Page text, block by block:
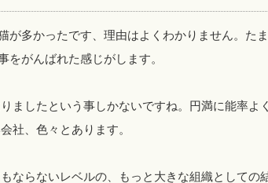
が多かったです、理由はよくわかりません。た
をがんばれた感じがします。
ましたという事しかないですね。円満に能率よ
社、色々とあります。
ならないレベルの、もっと大きな組織としての